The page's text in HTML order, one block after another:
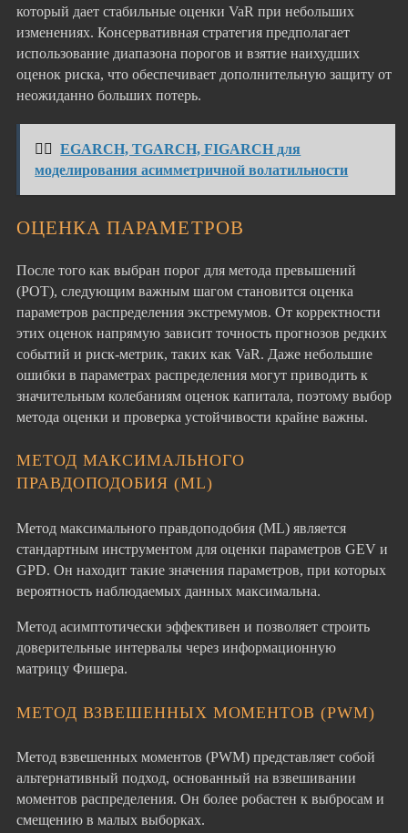
который дает стабильные оценки VaR при небольших
изменениях. Консервативная стратегия предполагает
использование диапазона порогов и взятие наихудших
оценок риска, что обеспечивает дополнительную защиту от
неожиданно больших потерь.
👉🏻
EGARCH, TGARCH, FIGARCH для
моделирования асимметричной волатильности
ОЦЕНКА ПАРАМЕТРОВ
После того как выбран порог для метода превышений
(POT), следующим важным шагом становится оценка
параметров распределения экстремумов. От корректности
этих оценок напрямую зависит точность прогнозов редких
событий и риск-метрик, таких как VaR. Даже небольшие
ошибки в параметрах распределения могут приводить к
значительным колебаниям оценок капитала, поэтому выбор
метода оценки и проверка устойчивости крайне важны.
МЕТОД МАКСИМАЛЬНОГО
ПРАВДОПОДОБИЯ (ML)
Метод максимального правдоподобия (ML) является
стандартным инструментом для оценки параметров GEV и
GPD. Он находит такие значения параметров, при которых
вероятность наблюдаемых данных максимальна.
Метод асимптотически эффективен и позволяет строить
доверительные интервалы через информационную
матрицу Фишера.
МЕТОД ВЗВЕШЕННЫХ МОМЕНТОВ (PWM)
Метод взвешенных моментов (PWM) представляет собой
альтернативный подход, основанный на взвешивании
моментов распределения. Он более робастен к выбросам и
смещению в малых выборках.